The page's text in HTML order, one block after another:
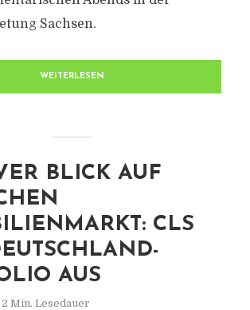
Sachsen.
WEITERLESEN
BLICK AUF
CLS
AUS
2 Min. Lesedauer